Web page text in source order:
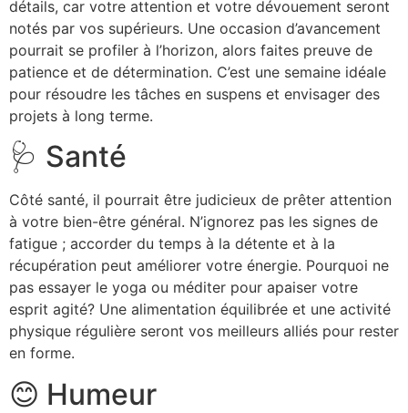
détails, car votre attention et votre dévouement seront
notés par vos supérieurs. Une occasion d’avancement
pourrait se profiler à l’horizon, alors faites preuve de
patience et de détermination. C’est une semaine idéale
pour résoudre les tâches en suspens et envisager des
projets à long terme.
🩺 Santé
Côté santé, il pourrait être judicieux de prêter attention
à votre bien-être général. N’ignorez pas les signes de
fatigue ; accorder du temps à la détente et à la
récupération peut améliorer votre énergie. Pourquoi ne
pas essayer le yoga ou méditer pour apaiser votre
esprit agité? Une alimentation équilibrée et une activité
physique régulière seront vos meilleurs alliés pour rester
en forme.
😊 Humeur